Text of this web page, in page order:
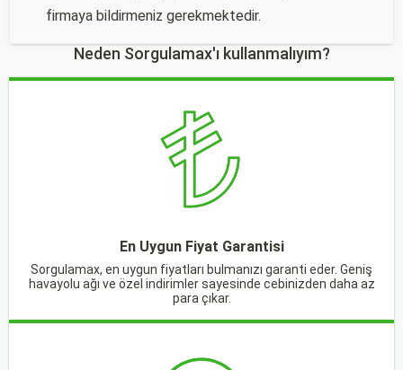
firmaya bildirmeniz gerekmektedir.
Neden Sorgulamax'ı kullanmalıyım?
En Uygun Fiyat Garantisi
Sorgulamax, en uygun fiyatları bulmanızı garanti eder. Geniş
havayolu ağı ve özel indirimler sayesinde cebinizden daha az
para çıkar.